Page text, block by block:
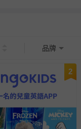
品牌
2